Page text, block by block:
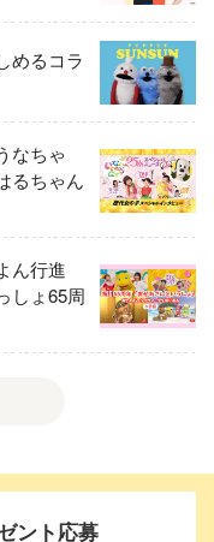
めるコラ
なちゃ
るちゃん
ん行進
しょ65周
ント応募